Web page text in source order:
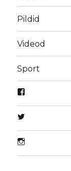
Pildid
Videod
Sport